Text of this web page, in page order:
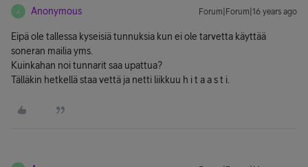
A Anonymous Forum|Forum|16 years ago
Eipä ole tallessa kyseisiä tunnuksia kun ei ole tarvetta käyttää
soneran mailia yms.
Kuinkahan noi tunnarit saa upattua?
Tälläkin hetkellä staa vettä ja netti liikkuu h i t a a s t i.